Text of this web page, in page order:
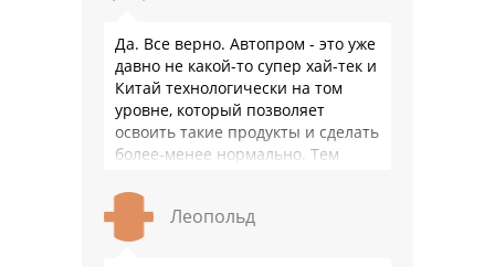
Да. Все верно. Автопром - это уже
давно не какой-то супер хай-тек и
Китай технологически на том
уровне, который позволяет
освоить такие продукты и сделать
более-менее нормально. Тем
Леопольд